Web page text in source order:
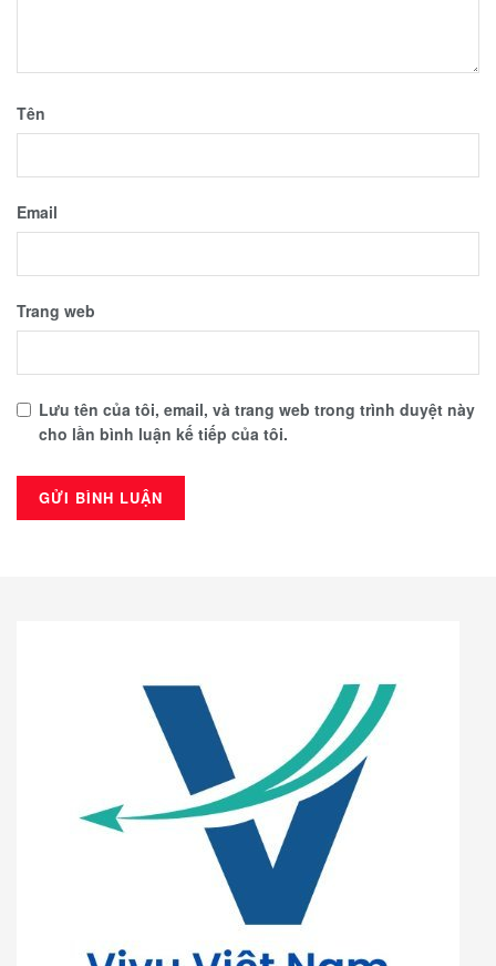
Tên
Email
Trang web
Lưu tên của tôi, email, và trang web trong trình duyệt này
cho lần bình luận kế tiếp của tôi.